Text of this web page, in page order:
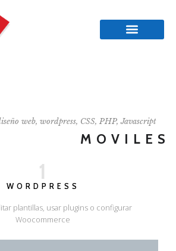
web, wordpress, CSS, PHP, Javascript
MOVILES
1
WORDPRESS
plantillas, usar plugins o configurar
Woocommerce